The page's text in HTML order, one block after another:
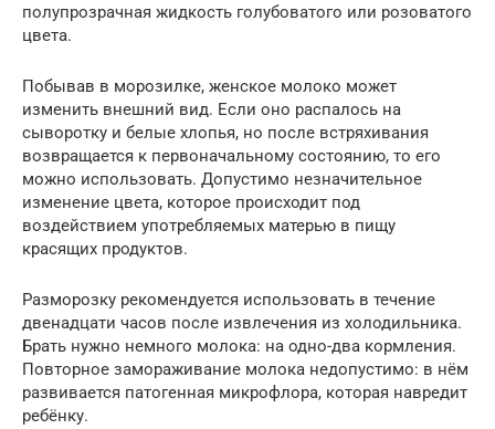
полупрозрачная жидкость голубоватого или розоватого
цвета.
Побывав в морозилке, женское молоко может
изменить внешний вид. Если оно распалось на
сыворотку и белые хлопья, но после встряхивания
возвращается к первоначальному состоянию, то его
можно использовать. Допустимо незначительное
изменение цвета, которое происходит под
воздействием употребляемых матерью в пищу
красящих продуктов.
Разморозку рекомендуется использовать в течение
двенадцати часов после извлечения из холодильника.
Брать нужно немного молока: на одно-два кормления.
Повторное замораживание молока недопустимо: в нём
развивается патогенная микрофлора, которая навредит
ребёнку.